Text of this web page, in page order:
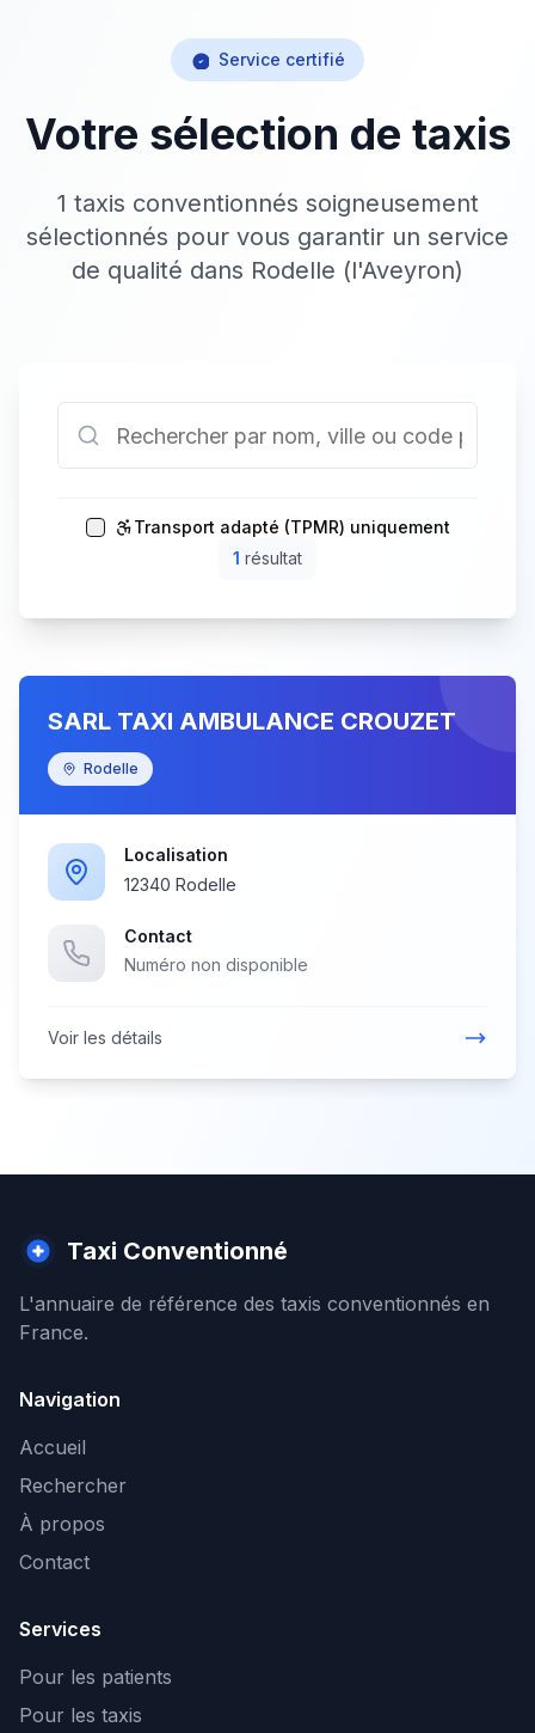
Service certifié
Votre sélection de taxis
1 taxis conventionnés soigneusement
sélectionnés pour vous garantir un service
de qualité dans Rodelle (l'Aveyron)
Transport adapté (TPMR) uniquement
1 résultat
SARL TAXI AMBULANCE CROUZET
Rodelle
Localisation
12340 Rodelle
Contact
Numéro non disponible
Voir les détails
Taxi Conventionné
L'annuaire de référence des taxis conventionnés en
France.
Navigation
Accueil
Rechercher
À propos
Contact
Services
Pour les patients
Pour les taxis